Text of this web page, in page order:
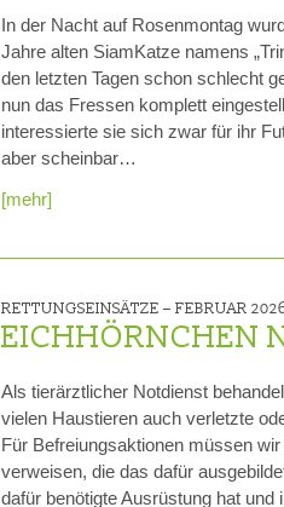
In der Nacht auf Rosenmontag
Jahre alten SiamKatze namens
den letzten Tagen schon schlecht
nun das Fressen komplett
interessierte sie sich zwar für ihr
aber scheinbar…
[mehr]
RETTUNGSEINSÄTZE – FEBRUAR
EICHHÖRNCHEN
Als tierärztlicher Notdienst
vielen Haustieren auch verletzte
Für Befreiungsaktionen müssen
verweisen, die das dafür
dafür benötigte Ausrüstung hat und